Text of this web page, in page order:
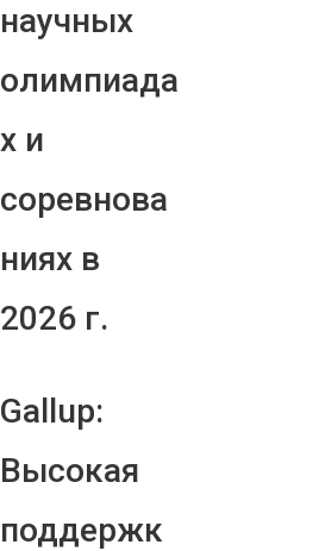
научных
олимпиада
х и
соревнова
ниях в
2026 г.
Gallup:
Высокая
поддержк